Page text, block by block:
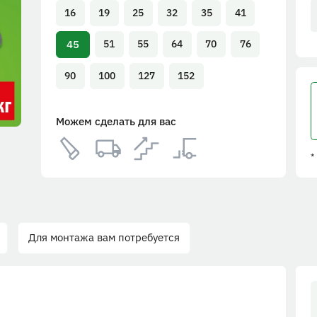
16 19 25 32 35 41
45 51 55 64 70 76
90 100 127 152
Можем сделать для вас
*
Для монтажа вам потребуется